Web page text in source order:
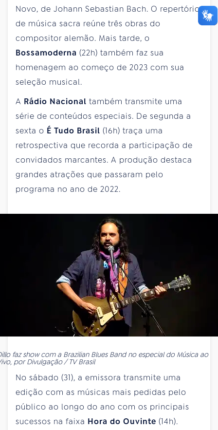
Novo, de Johann Sebastian Bach. O repertório
de música sacra reúne três obras do
compositor alemão. Mais tarde, o
Bossamoderna (22h) também faz sua
homenagem ao começo de 2023 com sua
seleção musical.
A Rádio Nacional também transmite uma
série de conteúdos especiais. De segunda a
sexta o É Tudo Brasil (16h) traça uma
retrospectiva que recorda a participação de
convidados marcantes. A produção destaca
grandes atrações que passaram pelo
programa no ano de 2022.
faz show com a Brazilian Blues Band no especial do Música ao
por Divulgação / TV Brasil
No sábado (31), a emissora transmite uma
edição com as músicas mais pedidas pelo
público ao longo do ano com os principais
sucessos na faixa Hora do Ouvinte (14h).